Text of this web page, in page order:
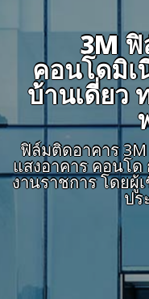
3M
คอนโดมิเ
บ้านเดี่ยว
ฟิล์มติดอาคาร
แสงอาคาร คอนโด
งานราชการ โดยผู้
ปร